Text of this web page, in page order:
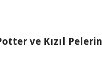
ve Kızıl Pelerin